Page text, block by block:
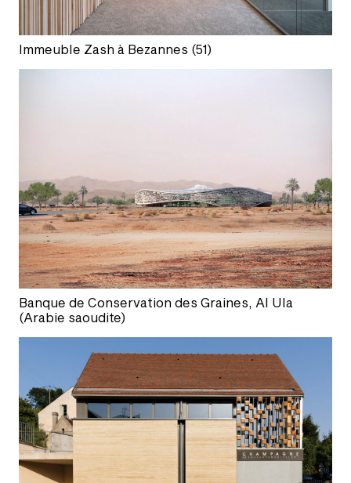
Immeuble Zash à Bezannes (51)
Banque de Conservation des Graines, Al Ula
(Arabie saoudite)